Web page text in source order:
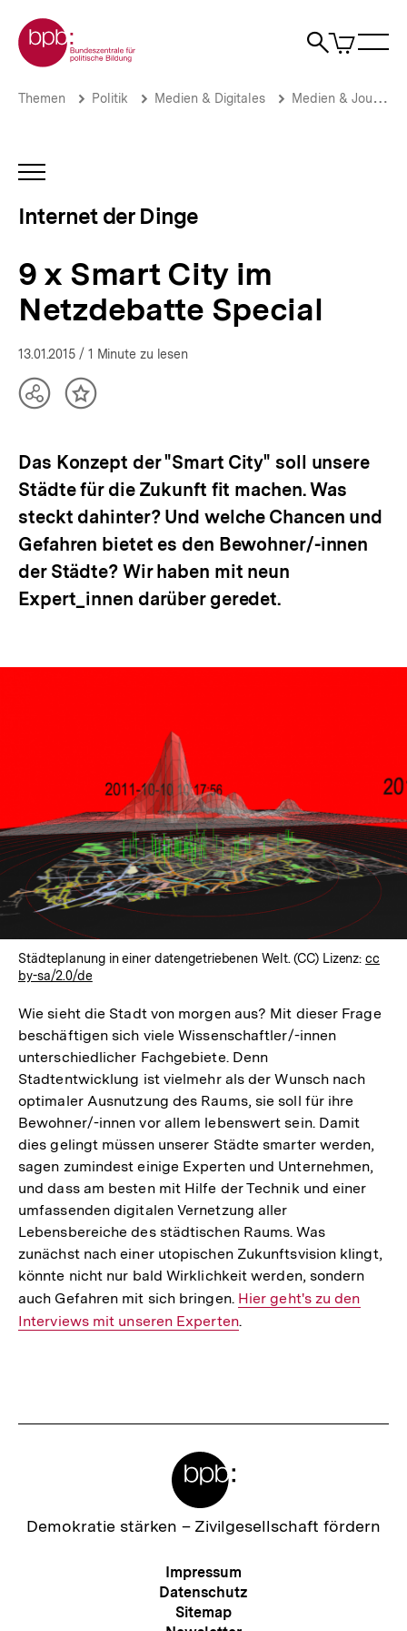
zum
Seiteninhalt
springen
Zur Startseite der bpb
Suche
Artikel
im
im
Netzdebatte
Dinge
bpb.de
Brotkrümelnavigation
Pfadnavigation
Themen Politik Medien & Digitales Medien & Journalismus
INHALTSNAVIGATION
Internet der Dinge
9 x Smart City im
Netzdebatte Special
13.01.2015 / 1 Minute zu lesen
TeilenInhalt
Das Konzept der "Smart City" soll unsere
Städte für die Zukunft fit machen. Was
steckt dahinter? Und welche Chancen und
Gefahren bietet es den Bewohner/-innen
der Städte? Wir haben mit neun
Expert_innen darüber geredet.
Städteplanung in einer datengetriebenen Welt. (CC) Lizenz:cc
by-sa/2.0/de
Wie sieht die Stadt von morgen aus? Mit dieser Frage
beschäftigen sich viele Wissenschaftler/-innen
unterschiedlicher Fachgebiete. Denn
Stadtentwicklung ist vielmehr als der Wunsch nach
optimaler Ausnutzung des Raums, sie soll für ihre
Bewohner/-innen vor allem lebenswert sein. Damit
dies gelingt müssen unserer Städte smarter werden,
sagen zumindest einige Experten und Unternehmen,
und dass am besten mit Hilfe der Technik und einer
umfassenden digitalen Vernetzung aller
Lebensbereiche des städtischen Raums. Was
zunächst nach einer utopischen Zukunftsvision klingt,
könnte nicht nur bald Wirklichkeit werden, sondern
auch Gefahren mit sich bringen. Interner
Link:
Hier geht's zu den
Interviews mit unseren Experten.
Zur
Demokratie stärken – Zivilgesellschaft fördern
Meta-
Navigation
Impressum
Datenschutz
Sitemap